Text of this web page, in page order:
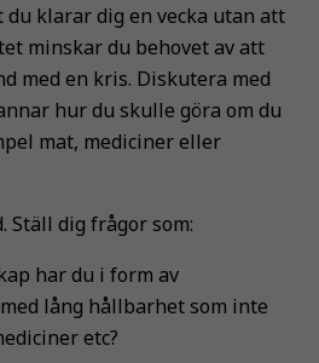
klarar dig en vecka utan att
minskar du behovet av att
med en kris. Diskutera med
hur du skulle göra om du
mat, mediciner eller
Ställ dig frågor som:
har du i form av
lång hållbarhet som inte
etc?